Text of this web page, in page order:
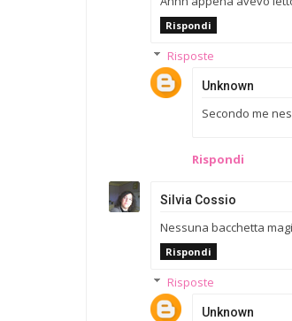
Rispondi
Risposte
Unknown
Secondo me
Rispondi
Silvia Cossio
Nessuna bacchetta
Rispondi
Risposte
Unknown